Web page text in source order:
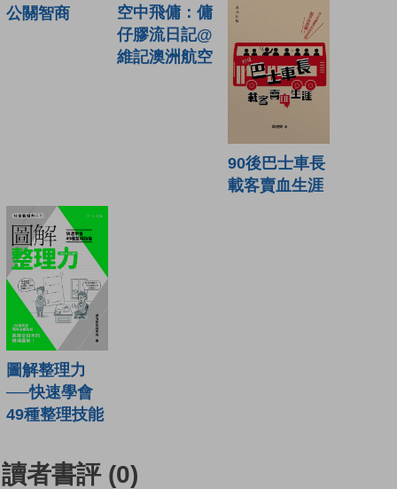
公關智商
空中飛傭：傭
仔膠流日記@
維記澳洲航空
90後巴士車長
載客賣血生涯
圖解整理力
──快速學會
49種整理技能
讀者書評 (0)